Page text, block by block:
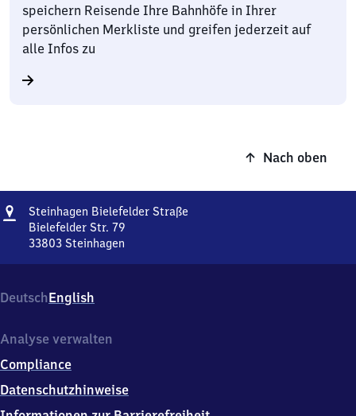
speichern Reisende Ihre Bahnhöfe in Ihrer
persönlichen Merkliste und greifen jederzeit auf
alle Infos zu
Nach oben
Adresse
Steinhagen Bielefelder Straße
Bielefelder Str. 79
33803 Steinhagen
Straße,
Bielefelder
79,
3
8
DeutschEnglish
Analyse verwalten
Compliance
Datenschutzhinweise